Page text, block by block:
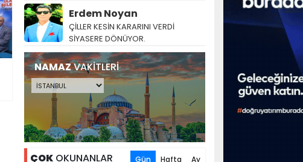
Erdem Noyan
ÇİLLER KESİN KARARINI VERDİ
SİYASERE DÖNÜYOR.
NAMAZVAKİTLERİ
ÇOK OKUNANLAR Gün Hafta Ay